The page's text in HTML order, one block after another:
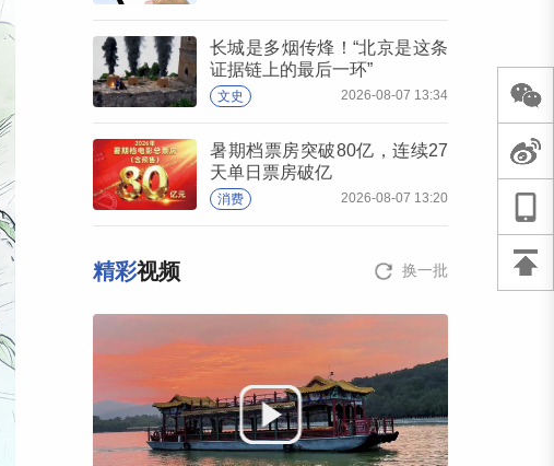
长城是多烟传烽！“北京是这条
证据链上的最后一环”
文史 2026-08-07 13:34
暑期档票房突破80亿，连续27
天单日票房破亿
消费 2026-08-07 13:20
精彩视频 换一批